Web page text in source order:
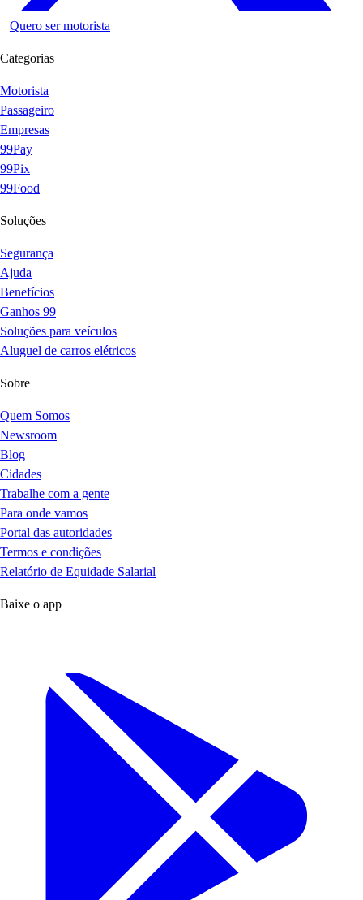
Quero ser motorista
Categorias
Motorista
Passageiro
Empresas
99Pay
99Pix
99Food
Soluções
Segurança
Ajuda
Benefícios
Ganhos 99
Soluções para veículos
Aluguel de carros elétricos
Sobre
Quem Somos
Newsroom
Blog
Cidades
Trabalhe com a gente
Para onde vamos
Portal das autoridades
Termos e condições
Relatório de Equidade Salarial
Baixe o app